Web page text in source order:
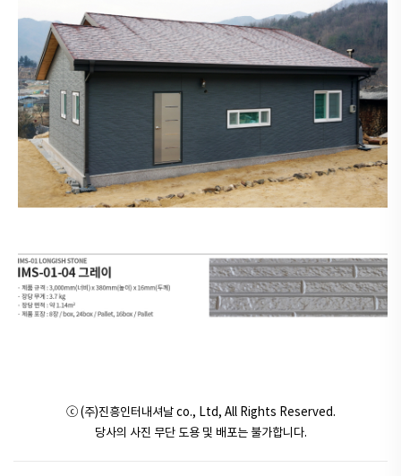
ⓒ (주)진흥인터내셔날 co., Ltd, All Rights Reserved.
당사의 사진 무단 도용 및 배포는 불가합니다.